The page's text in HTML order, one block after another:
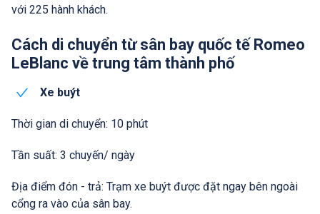
với 225 hành khách.
Cách di chuyển từ sân bay quốc tế Romeo
LeBlanc về trung tâm thành phố
Xe buýt
Thời gian di chuyển: 10 phút
Tần suất: 3 chuyến/ ngày
Địa điểm đón - trả: Trạm xe buýt được đặt ngay bên ngoài
cổng ra vào của sân bay.